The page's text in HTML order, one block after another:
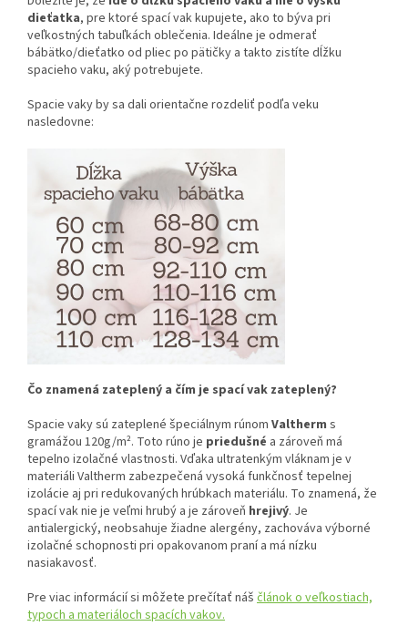
dieťatka, pre ktoré spací vak kupujete, ako to býva pri
veľkostných tabuľkách oblečenia. Ideálne je odmerať
bábätko/dieťatko od pliec po pätičky a takto zistíte dĺžku
spacieho vaku, aký potrebujete.
Spacie vaky by sa dali orientačne rozdeliť podľa veku
nasledovne:
Čo znamená zateplený a čím je spací vak zateplený?
Spacie vaky sú zateplené špeciálnym rúnom Valtherm s
gramážou 120g/m². Toto rúno je priedušné a zároveň má
tepelno izolačné vlastnosti. Vďaka ultratenkým vláknam je v
materiáli Valtherm zabezpečená vysoká funkčnosť tepelnej
izolácie aj pri redukovaných hrúbkach materiálu. To znamená, že
spací vak nie je veľmi hrubý a je zároveň hrejivý. Je
antialergický, neobsahuje žiadne alergény, zachováva výborné
izolačné schopnosti pri opakovanom praní a má nízku
nasiakavosť.
Pre viac informácií si môžete prečítať náš článok o veľkostiach,
typoch a materiáloch spacích vakov.